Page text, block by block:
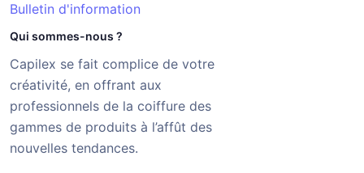
Bulletin d'information
Qui sommes-nous ?
Capilex se fait complice de votre
créativité, en offrant aux
professionnels de la coiffure des
gammes de produits à l’affût des
nouvelles tendances.